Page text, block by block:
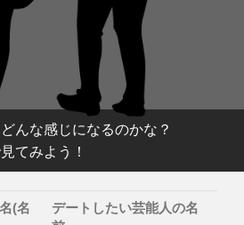
んな感じになるのかな？
てみよう！
(名
デートしたい芸能人の名